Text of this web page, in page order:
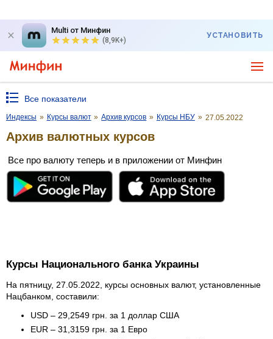
Multi от Минфин
(8,9K+)
УСТАНОВИТЬ
Все показатели
Индексы » Курсы валют » Архив курсов » Курсы НБУ » 27.05.2022
Архив валютных курсов
Все про валюту теперь и в приложении от Минфин
Курсы Национального банка Украины
На пятницу, 27.05.2022, курсы основных валют, установленные
Нацбанком, составили:
USD – 29,2549 грн. за 1 доллар США
EUR – 31,3159 грн. за 1 Евро